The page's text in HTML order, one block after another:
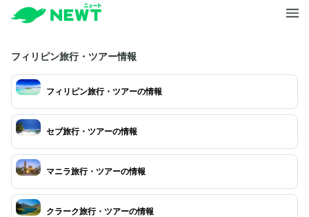
フィリピン旅行・ツアー情報
フィリピン旅行・ツアーの情報
セブ旅行・ツアーの情報
マニラ旅行・ツアーの情報
クラーク旅行・ツアーの情報